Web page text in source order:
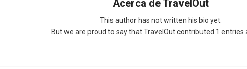
Acerca deTravelOut
This author has not written his bio yet.
But we are proud to say thatTravelOutcontributed 1 entries